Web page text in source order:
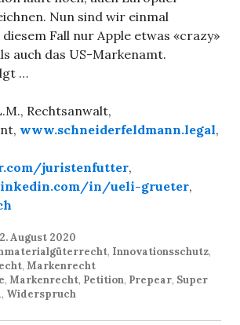
Nun sind wir einmal
Fall nur Apple etwas «crazy»
auch das US-Markenamt.
…
Rechtsanwalt,
www.schneiderfeldmann.legal,
juristenfutter,
in/ueli-grueter,
August 2020
, Innovationsschutz,
, Markenrecht
, Markenrecht, Petition, Prepear, Super
, Widerspruch